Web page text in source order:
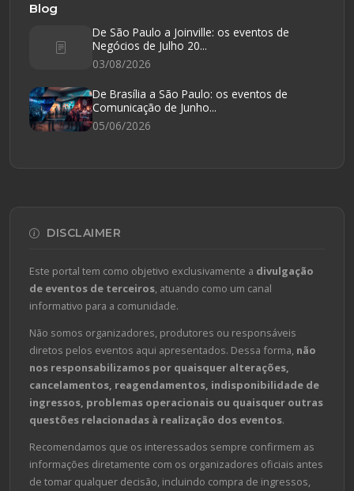
Blog
De São Paulo a Joinville: os eventos de
Negócios de Julho 20...
03/08/2026
De Brasília a São Paulo: os eventos de
Comunicação de Junho...
05/06/2026
DISCLAIMER
Este portal tem como objetivo exclusivamente a divulgação
de eventos de terceiros, atuando como um canal
informativo para a comunidade.
Não somos organizadores, produtores ou responsáveis
diretos pelos eventos aqui apresentados. Dessa forma, não
nos responsabilizamos por quaisquer alterações,
cancelamentos, reagendamentos, indisponibilidade de
ingressos, problemas operacionais ou quaisquer outras
questões relacionadas à realização dos eventos.
Recomendamos que os interessados sempre confirmem as
informações diretamente com os organizadores oficiais antes
de tomar qualquer decisão, incluindo compra de ingressos,